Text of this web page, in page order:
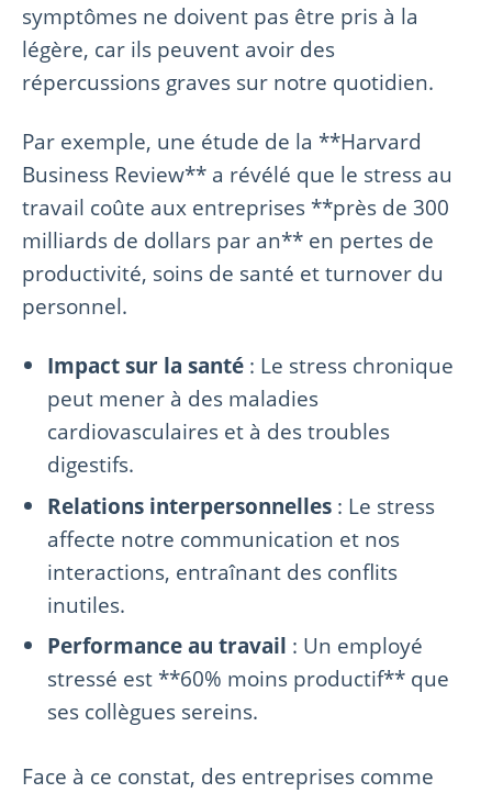
symptômes ne doivent pas être pris à la
légère, car ils peuvent avoir des
répercussions graves sur notre quotidien.
Par exemple, une étude de la **Harvard
Business Review** a révélé que le stress au
travail coûte aux entreprises **près de 300
milliards de dollars par an** en pertes de
productivité, soins de santé et turnover du
personnel.
Impact sur la santé : Le stress chronique
peut mener à des maladies
cardiovasculaires et à des troubles
digestifs.
Relations interpersonnelles : Le stress
affecte notre communication et nos
interactions, entraînant des conflits
inutiles.
Performance au travail : Un employé
stressé est **60% moins productif** que
ses collègues sereins.
Face à ce constat, des entreprises comme